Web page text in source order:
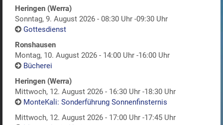
Heringen (Werra)
Sonntag, 9. August 2026 - 08:30 Uhr -09:30 Uhr
Gottesdienst
Ronshausen
Montag, 10. August 2026 - 14:00 Uhr -16:00 Uhr
Bücherei
Heringen (Werra)
Mittwoch, 12. August 2026 - 16:30 Uhr -18:30 Uhr
MonteKali: Sonderführung Sonnenfinsternis
Mittwoch, 12. August 2026 - 17:00 Uhr -17:45 Uhr